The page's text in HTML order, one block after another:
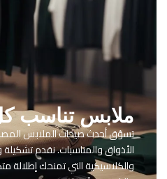
ملابس تناسب
تسوّق أحدث صيحات الملابس
الأذواق والمناسبات. نقدم
والكلاسيكية التي تمنحك إطلالة